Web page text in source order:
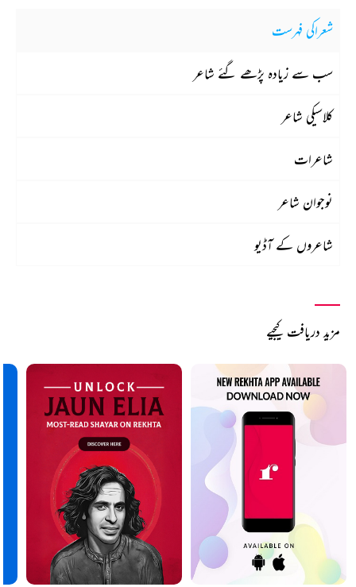
شعراکی فہرست
سب سے زیادہ پڑھے گئے شاعر
کلاسیکی شاعر
شاعرات
نوجوان شاعر
شاعروں کے آڈیو
مزید دریافت کیجیے